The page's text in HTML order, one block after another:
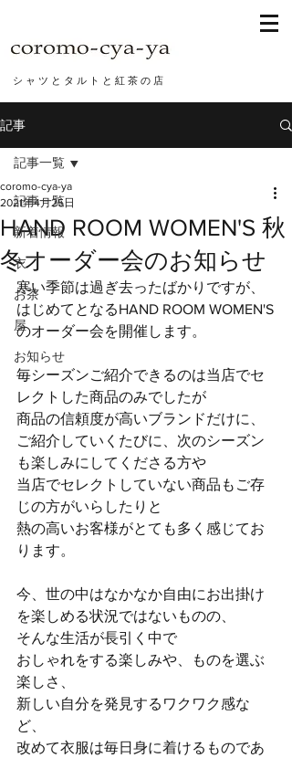
シ ャ ツ と タ ル ト と 紅 茶 の 店
記事
記事一覧
新着情報
衣
お茶
屋
お知らせ
記事一覧
HAND ROOM WOMEN'S 秋
冬オーダー会のお知らせ
coromo-cya-ya
2021年4月25日
寒い季節は過ぎ去ったばかりですが、
はじめてとなるHAND ROOM WOMEN'S
のオーダー会を開催します。
毎シーズンご紹介できるのは当店でセ
レクトした商品のみでしたが
商品の信頼度が高いブランドだけに、
ご紹介していくたびに、次のシーズン
も楽しみにしてくださる方や
当店でセレクトしていない商品もご存
じの方がいらしたりと
熱の高いお客様がとても多く感じてお
ります。
今、世の中はなかなか自由にお出掛け
を楽しめる状況ではないものの、
そんな生活が長引く中で
おしゃれをする楽しみや、ものを選ぶ
楽しさ、
新しい自分を発見するワクワク感な
ど、
改めて衣服は毎日身に着けるものであ